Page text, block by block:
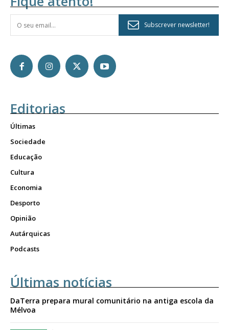
Subscrever newsletter!
Editorias
Últimas
Sociedade
Educação
Cultura
Economia
Desporto
Opinião
Autárquicas
Podcasts
Últimas notícias
DaTerra prepara mural comunitário na antiga escola da
Mélvoa